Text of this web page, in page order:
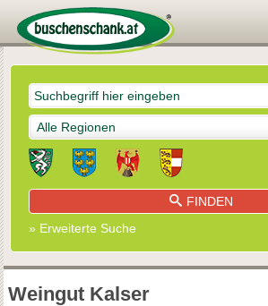
Alle Regionen
FINDEN
» Erweiterte Suche
Weingut Kalser